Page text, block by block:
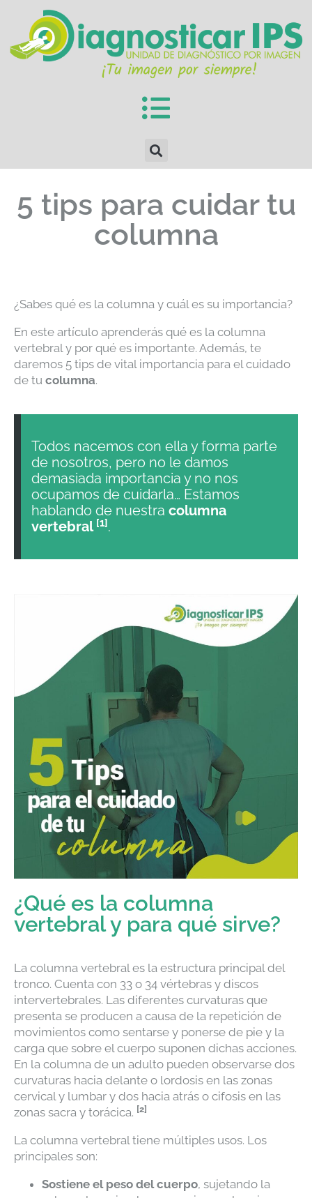
5 tips para cuidar tu
columna
¿Sabes qué es la columna y cuál es su importancia?
En este artículo aprenderás qué es la columna
vertebral y por qué es importante. Además, te
daremos 5 tips de vital importancia para el cuidado
de tu columna.
Todos nacemos con ella y forma parte
de nosotros, pero no le damos
demasiada importancia y no nos
ocupamos de cuidarla… Estamos
hablando de nuestra columna
vertebral [1].
¿Qué es la columna
vertebral y para qué sirve?
La columna vertebral es la estructura principal del
tronco. Cuenta con 33 o 34 vértebras y discos
intervertebrales. Las diferentes curvaturas que
presenta se producen a causa de la repetición de
movimientos como sentarse y ponerse de pie y la
carga que sobre el cuerpo suponen dichas acciones.
En la columna de un adulto pueden observarse dos
curvaturas hacia delante o lordosis en las zonas
cervical y lumbar y dos hacia atrás o cifosis en las
zonas sacra y torácica. [2]
La columna vertebral tiene múltiples usos. Los
principales son:
Sostiene el peso del cuerpo, sujetando la